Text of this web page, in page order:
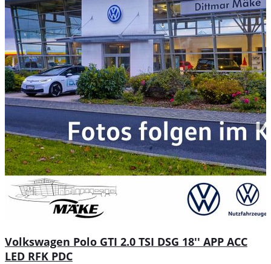
Volkswagen Polo GTI 2.0 TSI DSG 18'' APP ACC
LED RFK PDC